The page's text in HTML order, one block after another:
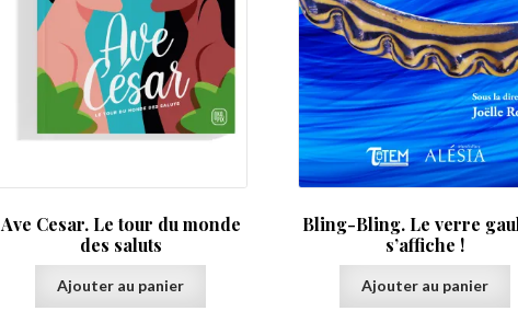
Ave Cesar. Le tour du monde
des saluts
Ajouter au panier
Bling-Bling. Le verre
s’affiche !
Ajouter au panier